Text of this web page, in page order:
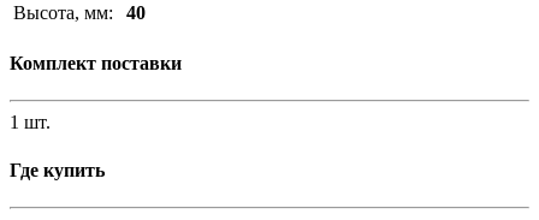
Высота, мм:
40
Комплект поставки
1 шт.
Где купить